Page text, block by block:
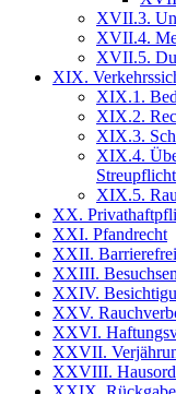
XVII.3.
XVII.4.
XVII.5.
XIX.
XIX.1.
XIX.2.
XIX.3.
XIX.4.
XIX.5.
XX.
XXI. Pfandrecht
XXII.
XXIII.
XXIV.
XXV.
XXVI.
XXVII.
XXVIII.